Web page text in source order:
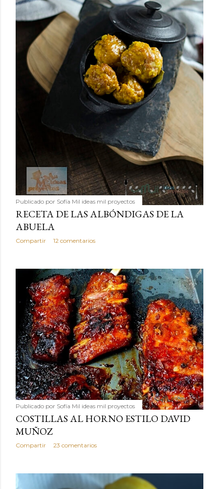
Publicado por Sofía Mil ideas mil proyectos
RECETA DE LAS ALBÓNDIGAS DE LA
ABUELA
Compartir 12 comentarios
Publicado por Sofía Mil ideas mil proyectos
COSTILLAS AL HORNO ESTILO DAVID
MUÑOZ
Compartir 23 comentarios